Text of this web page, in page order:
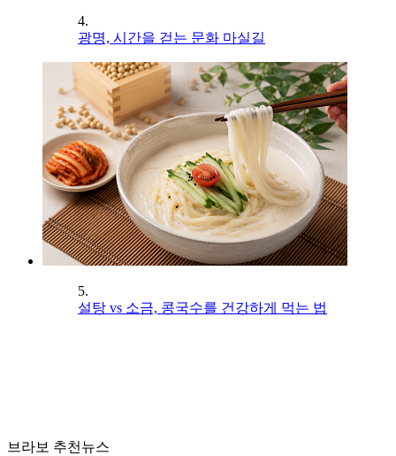
4.
광명, 시간을 걷는 문화 마실길
5.
설탕 vs 소금, 콩국수를 건강하게 먹는 법
브라보 추천뉴스